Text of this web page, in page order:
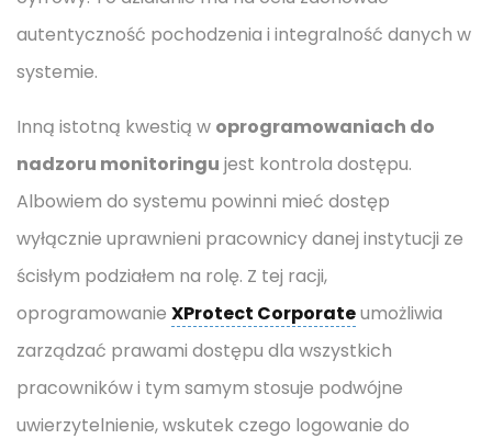
autentyczność pochodzenia i integralność danych w
systemie.
Inną istotną kwestią w oprogramowaniach do
nadzoru monitoringu jest kontrola dostępu.
Albowiem do systemu powinni mieć dostęp
wyłącznie uprawnieni pracownicy danej instytucji ze
ścisłym podziałem na rolę. Z tej racji,
oprogramowanie XProtect Corporateumożliwia
zarządzać prawami dostępu dla wszystkich
pracowników i tym samym stosuje podwójne
uwierzytelnienie, wskutek czego logowanie do